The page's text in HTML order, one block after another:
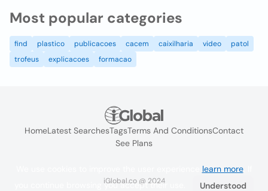
Most popular categories
find plastico publicacoes cacem caixilharia video
patol
trofeus
explicacoes formacao
HomeLatest SearchesTagsTerms And ConditionsContact
See Plans
iGlobal.co @ 2024
learn more. If
you continue browsing you accept their use.
Understood